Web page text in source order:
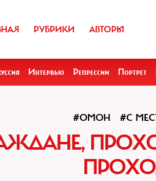
РУБРИКИ АВТОРЫ
Интервью Репрессии Портрет
#ОМОН #С